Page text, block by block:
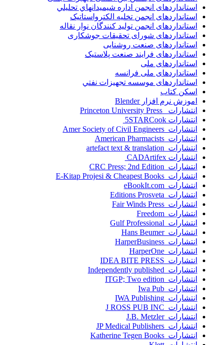
استانداردهای انجمن اداره شيميدانهاي تحليلي
استانداردهای انجمن تخليه الکترواستاتيک
استانداردهای انجمن توليد کنندگان نوار نقاله
استانداردهای شورای تحقیقات جوشکاری
استانداردهای صنعت روشنایی
استانداردهای فرايند صنعت پلاستيک
استانداردهای ملی
استانداردهای ملی فرانسه
استانداردهای موسسه تجهيزات نفتي
اسکن کتاب
اموزش نرم افزار Blender
انتشارات Princeton University Press
انتشارات ‎ 5STARCook
انتشارات Amer Society of Civil Engineers
انتشارات American Pharmacists
انتشارات artefact text & translation
انتشارات ‎ CADArtifex
انتشارات CRC Press; 2nd Edition
انتشارات E-Kitap Projesi & Cheapest Books
انتشارات eBookIt.com
انتشارات Editions Prosveta
انتشارات Fair Winds Press
انتشارات Freedom
انتشارات Gulf Professional
انتشارات Hans Beumer
انتشارات HarperBusiness
انتشارات HarperOne
انتشارات IDEA BITE PRESS
انتشارات Independently published
انتشارات ITGP; Two edition
انتشارات Iwa Pub
انتشارات IWA Publishing
انتشارات J ROSS PUB INC
انتشارات J.B. Metzler
انتشارات JP Medical Publishers
انتشارات Katherine Tegen Books